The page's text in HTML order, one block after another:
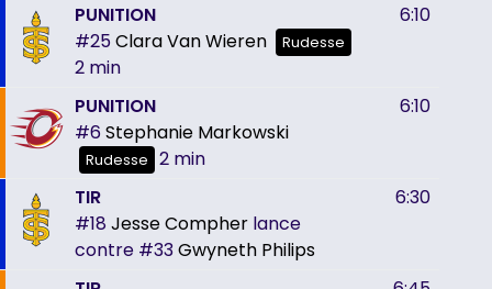
PUNITION
#25Clara Van Wieren Rudesse
2 min
6:10
PUNITION
#6Stephanie Markowski
Rudesse 2 min
6:10
TIR
#18 Jesse Compher lance
contre #33Gwyneth Philips
6:30